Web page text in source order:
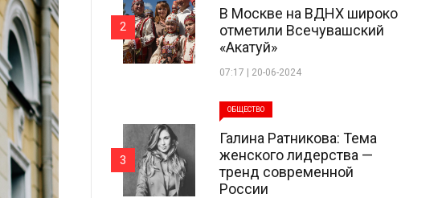
В Москве на ВДНХ широко
отметили Всечувашский
«Акатуй»
07:17 | 20-06-2024
2
ОБЩЕСТВО
Галина Ратникова: Тема
женского лидерства —
тренд современной
России
3